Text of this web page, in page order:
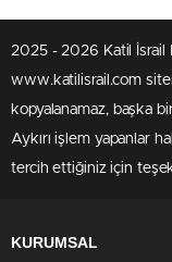
2025 - 2026 Katil İsrail
www.katilisrail.com
kopyalanamaz, başka
Aykırı işlem yapanlar
tercih ettiğiniz için
KURUMSAL